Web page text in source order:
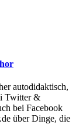
autodidaktisch,
Twitter &
bei Facebook
über Dinge, die